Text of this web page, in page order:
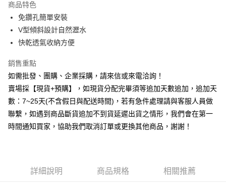
合作金庫商業銀行
華南商業銀行
上海商業儲蓄銀行
國泰世華商業銀行
匯豐（台灣）商業銀行
聯邦商業銀行
遠東國際商業銀行
元大商業銀行
永豐商業銀行
台新國際商業銀行
中國信託商業銀行
台灣樂天信用卡公司
6 期 0 利率 每期
華南商業銀行
上海商業儲蓄銀行
臺灣中小企業銀行
匯豐（台灣）商業銀行
華泰商業銀行
聯邦商業銀行
遠東國際商業銀行
元大商業銀行
永豐商業銀行
玉山商業銀行
星展（台灣）商業銀行
台灣樂天信用卡公司
12 期 0 利率 每期
合作金庫商業銀行
上海商業儲蓄銀行
國泰世華商業銀行
兆豐國際商業銀行
臺灣中小企業銀行
台中商業銀行
匯豐（台灣）商業銀行
華泰商業銀行
聯邦商業銀行
遠東國際商業銀行
元大商業銀行
永豐商業銀行
玉山商業銀行
星展（台灣）商業銀行
超商取貨付款
LINE Pay
Apple Pay
街口支付
悠遊付
相關說明
商品特色
免鑽孔簡單安裝
V型傾斜設計自然瀝水
快乾透氣收納方便
銷售重點
如需批發、團購、企業採購，請來信或來電洽詢！
賣場採【現貨+預購】，如現貨分配完畢須等追加天數追加，追加天
數：7~25天(不含假日與配送時間)，若有急件處理請與客服人員做
聯繫，如遇到商品斷貨追加不到貨延遲出貨之情形，我們會在第一
時間通知買家，協助我們取消訂單或更換其他商品，謝謝！
詳細說明 商品規格 相關推薦